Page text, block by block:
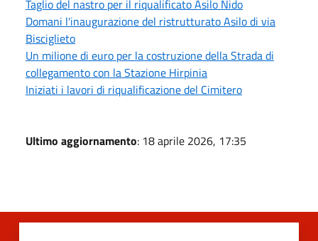
Taglio del nastro per il riqualificato Asilo Nido
Domani l'inaugurazione del ristrutturato Asilo di via
Bisciglieto
Un milione di euro per la costruzione della Strada di
collegamento con la Stazione Hirpinia
Iniziati i lavori di riqualificazione del Cimitero
Ultimo aggiornamento: 18 aprile 2026, 17:35